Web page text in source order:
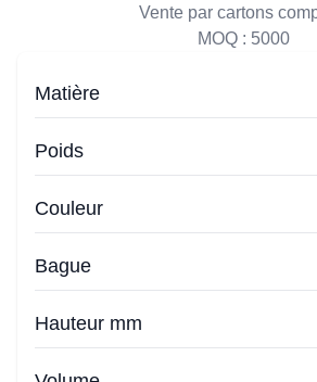
Vente par cartons
MOQ : 5000
Matière
Poids
Couleur
Bague
Hauteur mm